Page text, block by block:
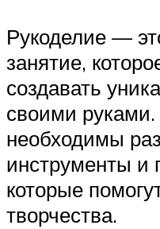
Рукоделие —
занятие,
создавать
своими руками.
необходимы
инструменты и
которые
творчества.